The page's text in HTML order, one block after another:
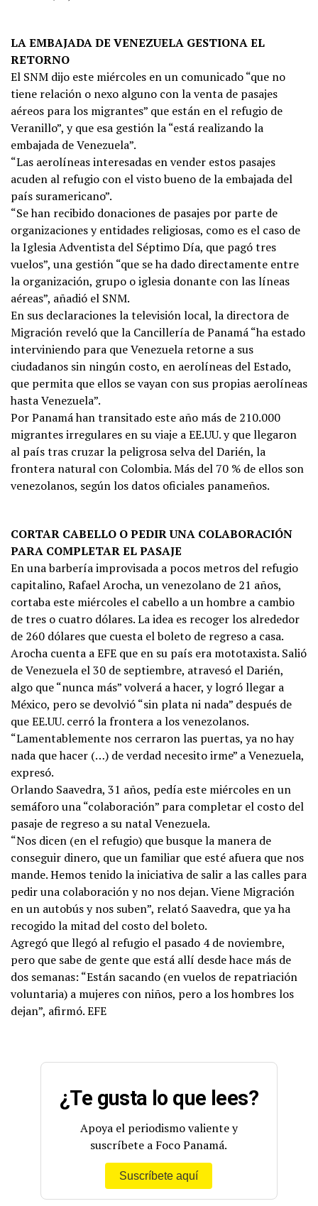
LA EMBAJADA DE VENEZUELA GESTIONA EL
RETORNO
El SNM dijo este miércoles en un comunicado “que no
tiene relación o nexo alguno con la venta de pasajes
aéreos para los migrantes” que están en el refugio de
Veranillo”, y que esa gestión la “está realizando la
embajada de Venezuela”.
“Las aerolíneas interesadas en vender estos pasajes
acuden al refugio con el visto bueno de la embajada del
país suramericano”.
“Se han recibido donaciones de pasajes por parte de
organizaciones y entidades religiosas, como es el caso de
la Iglesia Adventista del Séptimo Día, que pagó tres
vuelos”, una gestión “que se ha dado directamente entre
la organización, grupo o iglesia donante con las líneas
aéreas”, añadió el SNM.
En sus declaraciones la televisión local, la directora de
Migración reveló que la Cancillería de Panamá “ha estado
interviniendo para que Venezuela retorne a sus
ciudadanos sin ningún costo, en aerolíneas del Estado,
que permita que ellos se vayan con sus propias aerolíneas
hasta Venezuela”.
Por Panamá han transitado este año más de 210.000
migrantes irregulares en su viaje a EE.UU. y que llegaron
al país tras cruzar la peligrosa selva del Darién, la
frontera natural con Colombia. Más del 70 % de ellos son
venezolanos, según los datos oficiales panameños.
CORTAR CABELLO O PEDIR UNA COLABORACIÓN
PARA COMPLETAR EL PASAJE
En una barbería improvisada a pocos metros del refugio
capitalino, Rafael Arocha, un venezolano de 21 años,
cortaba este miércoles el cabello a un hombre a cambio
de tres o cuatro dólares. La idea es recoger los alrededor
de 260 dólares que cuesta el boleto de regreso a casa.
Arocha cuenta a EFE que en su país era mototaxista. Salió
de Venezuela el 30 de septiembre, atravesó el Darién,
algo que “nunca más” volverá a hacer, y logró llegar a
México, pero se devolvió “sin plata ni nada” después de
que EE.UU. cerró la frontera a los venezolanos.
“Lamentablemente nos cerraron las puertas, ya no hay
nada que hacer (…) de verdad necesito irme” a Venezuela,
expresó.
Orlando Saavedra, 31 años, pedía este miércoles en un
semáforo una “colaboración” para completar el costo del
pasaje de regreso a su natal Venezuela.
“Nos dicen (en el refugio) que busque la manera de
conseguir dinero, que un familiar que esté afuera que nos
mande. Hemos tenido la iniciativa de salir a las calles para
pedir una colaboración y no nos dejan. Viene Migración
en un autobús y nos suben”, relató Saavedra, que ya ha
recogido la mitad del costo del boleto.
Agregó que llegó al refugio el pasado 4 de noviembre,
pero que sabe de gente que está allí desde hace más de
dos semanas: “Están sacando (en vuelos de repatriación
voluntaria) a mujeres con niños, pero a los hombres los
dejan”, afirmó. EFE
¿Te gusta lo que lees?
Apoya el periodismo valiente y
suscríbete a Foco Panamá.
Suscríbete aquí